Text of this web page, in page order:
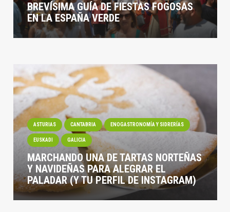
BREVÍSIMA GUÍA DE FIESTAS FOGOSAS
EN LA ESPAÑA VERDE
ASTURIAS CANTABRIA ENOGASTRONOMÍA Y SIDRERÍAS
EUSKADI GALICIA
MARCHANDO UNA DE TARTAS NORTEÑAS
Y NAVIDEÑAS PARA ALEGRAR EL
PALADAR (Y TU PERFIL DE INSTAGRAM)